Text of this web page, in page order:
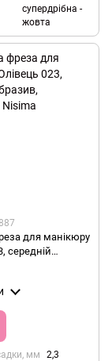
супердрібна -
жовта
для манікюру
середній
Nisima
мм 2,3